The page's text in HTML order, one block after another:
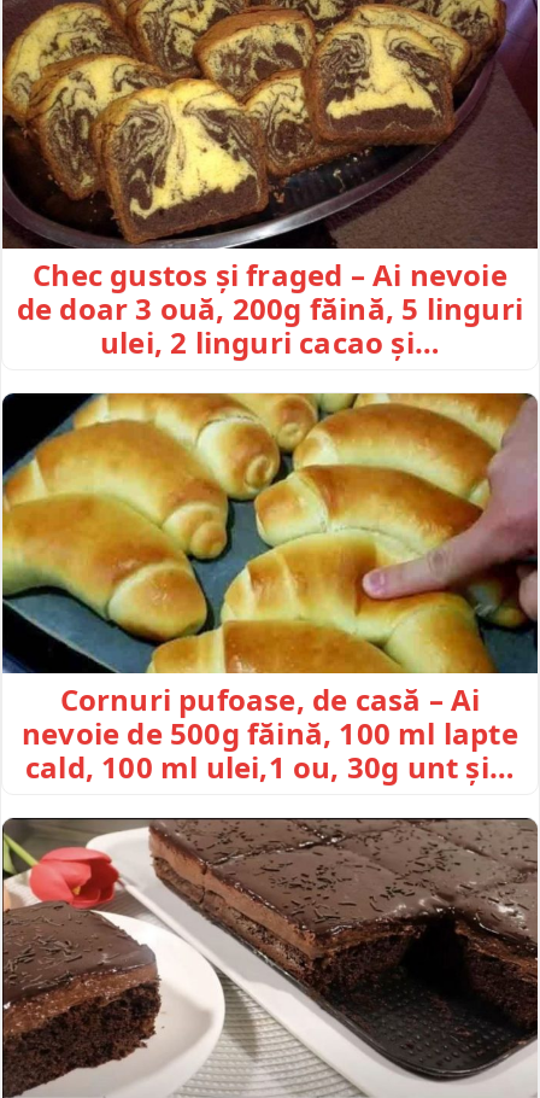
Chec gustos și fraged – Ai nevoie
de doar 3 ouă, 200g făină, 5 linguri
ulei, 2 linguri cacao și…
Cornuri pufoase, de casă – Ai
nevoie de 500g făină, 100 ml lapte
cald, 100 ml ulei,1 ou, 30g unt și…